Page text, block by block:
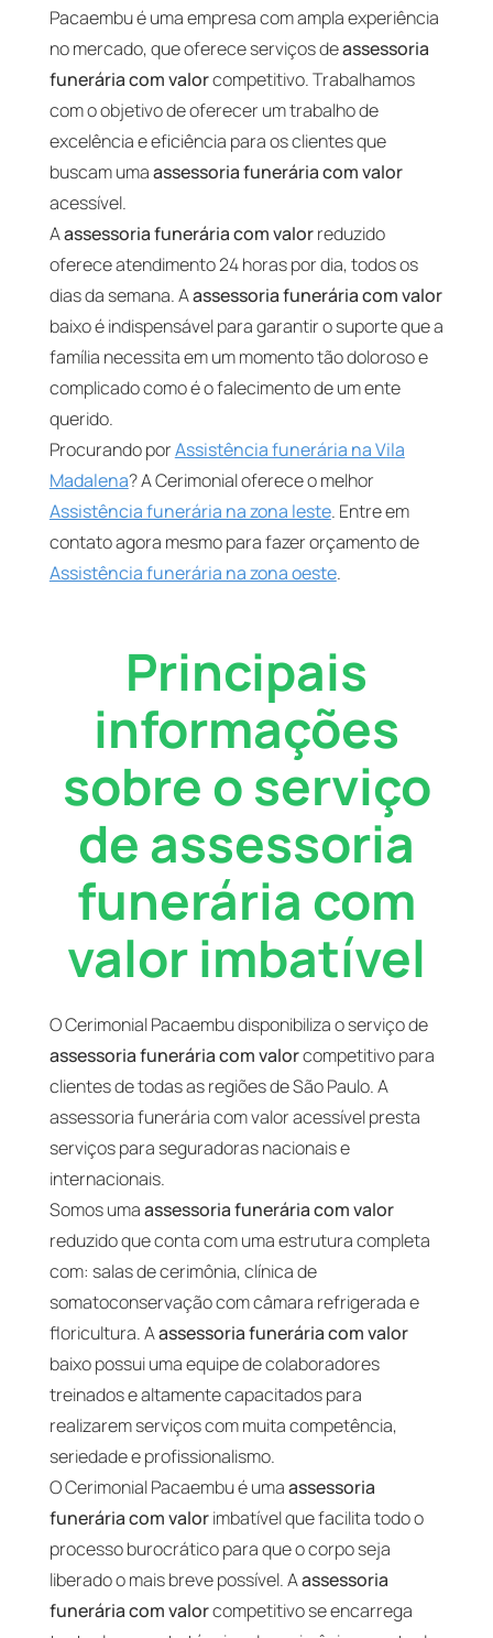
Pacaembu é uma empresa com ampla experiência
no mercado, que oferece serviços deassessoria
funerária com valorcompetitivo. Trabalhamos
com o objetivo de oferecer um trabalho de
excelência e eficiência para os clientes que
buscam umaassessoria funerária com valor
acessível.
Aassessoria funerária com valorreduzido
oferece atendimento 24 horas por dia, todos os
dias da semana. Aassessoria funerária com valor
baixo é indispensável para garantir o suporte que a
família necessita em um momento tão doloroso e
complicado como é o falecimento de um ente
querido.
Procurando porAssistência funerária na Vila
Madalena? A Cerimonial oferece o melhor
Assistência funerária na zona leste. Entre em
contato agora mesmo para fazer orçamento de
Assistência funerária na zona oeste.
Principais
informações
sobre o serviço
de assessoria
funerária com
valor imbatível
O Cerimonial Pacaembu disponibiliza o serviço de
assessoria funerária com valorcompetitivo para
clientes de todas as regiões de São Paulo. A
assessoria funerária com valor acessível presta
serviços para seguradoras nacionais e
internacionais.
Somos umaassessoria funerária com valor
reduzido que conta com uma estrutura completa
com: salas de cerimônia, clínica de
somatoconservação com câmara refrigerada e
floricultura. Aassessoria funerária com valor
baixo possui uma equipe de colaboradores
treinados e altamente capacitados para
realizarem serviços com muita competência,
seriedade e profissionalismo.
O Cerimonial Pacaembu é umaassessoria
funerária com valorimbatível que facilita todo o
processo burocrático para que o corpo seja
liberado o mais breve possível. Aassessoria
funerária com valorcompetitivo se encarrega